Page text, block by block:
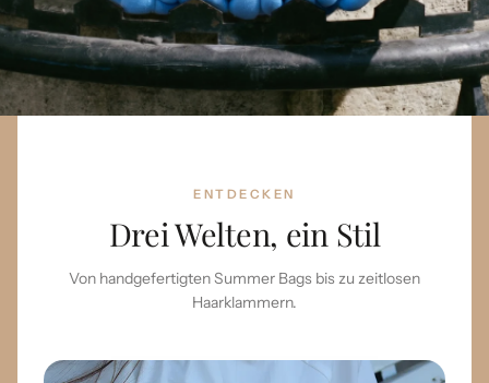
ENTDECKEN
Drei Welten, ein Stil
Von handgefertigten Summer Bags bis zu zeitlosen
Haarklammern.